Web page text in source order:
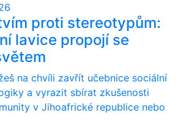
proti stereotypům:
lavice propojí se
na chvíli zavřít učebnice sociální
a vyrazit sbírat zkušenosti
v Jihoafrické republice nebo